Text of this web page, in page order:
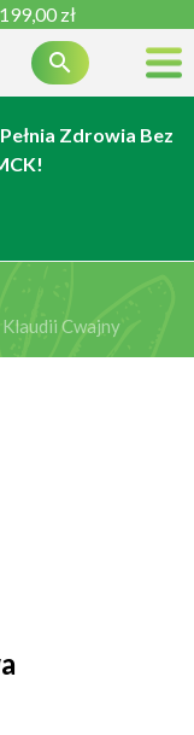
199,00 zł

Zdrowia Bez
Cwajny